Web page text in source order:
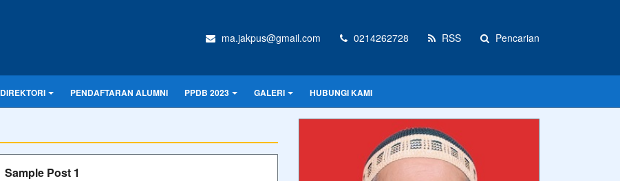
ma.jakpus@gmail.com 0214262728 RSS Pencarian
DIREKTORI PENDAFTARAN ALUMNI PPDB 2023 GALERI HUBUNGI KAMI
Sample Post 1